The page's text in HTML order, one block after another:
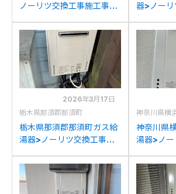
ノーリツ交換工事施工事
2428SAWXからノーリツ
GT-2470SAW BLへの交
換
器>ノー
GT-
換
2026年3月17日
栃木県那須郡那須町
栃木県那須郡那須町ガス給
湯器>ノーリツ交換工事施
2450WKXからノーリツ
GT-2470SAW BLへの交
換
神奈川県横
神奈川県
湯器>ノ
GT-
換